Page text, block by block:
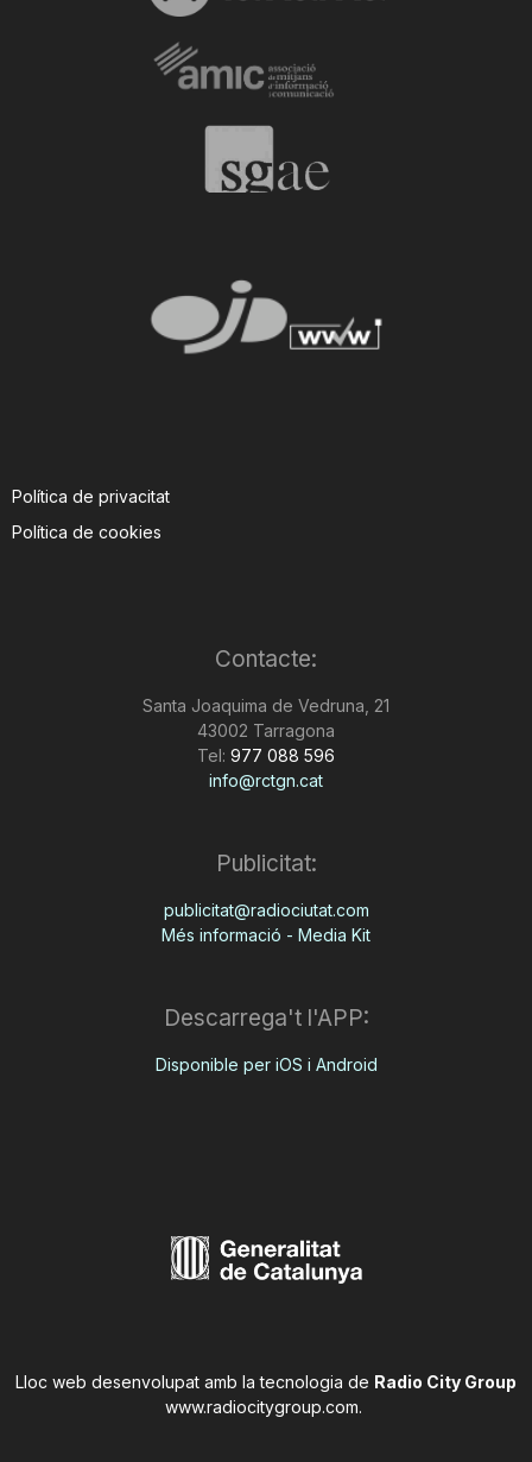
Política de privacitat
Política de cookies
Contacte:
Santa Joaquima de Vedruna, 21
43002 Tarragona
Tel: 977 088 596
info@rctgn.cat
Publicitat:
publicitat@radiociutat.com
Més informació - Media Kit
Descarrega't l'APP:
Disponible per iOS i Android
Lloc web desenvolupat amb la tecnologia de Radio City Group
www.radiocitygroup.com.